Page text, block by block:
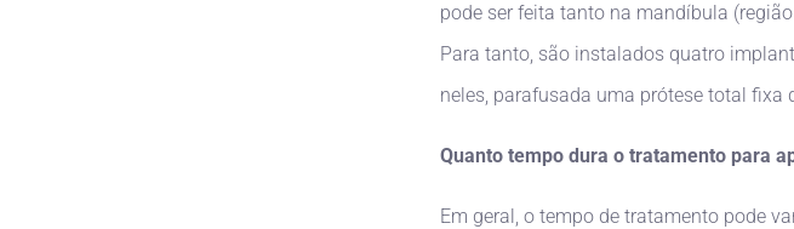
pode ser feita tanto na mandíbula
Para tanto, são instalados quatro
neles, parafusada uma prótese total fixa
Quanto tempo dura o tratamento para
Em geral, o tempo de tratamento pode